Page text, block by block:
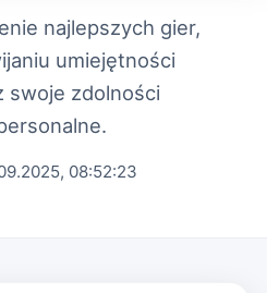
najlepszych gier,
umiejętności
swoje zdolności
08:52:23